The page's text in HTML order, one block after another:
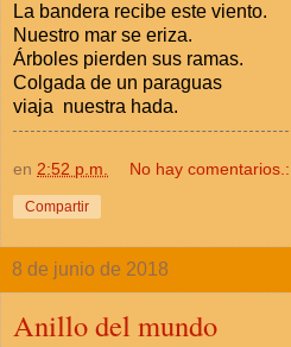
La bandera recibe este viento.
Nuestro mar se eriza.
Árboles pierden sus ramas.
Colgada de un paraguas
viaja nuestra hada.
en 2:52 p.m. No hay comentarios.:
Compartir
8 de junio de 2018
Anillo del mundo